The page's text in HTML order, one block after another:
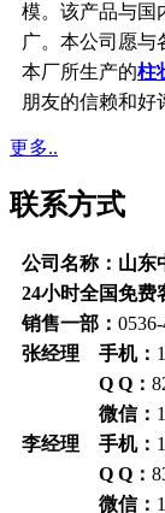
模。该产品与国
广。本公司愿与
本厂所生产的柱
朋友的信赖和好
更多..
联系方式
公司名称：山东
24小时全国免费
销售一部：
张经理 手机：
Q Q：
微信：
李经理 手机：
Q Q：
微信：